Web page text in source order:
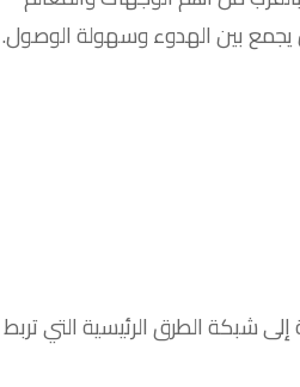
يجمع بين الهدوء وسهولة الوصول.
شبكة الطرق الرئيسية التي تربط